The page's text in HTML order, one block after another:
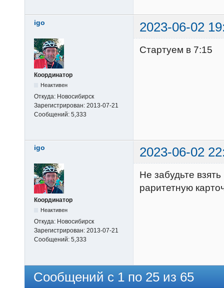
igo 2023-06-02
Координатор
Неактивен
Откуда: Новосибирск
Зарегистрирован: 2013-07-21
Сообщений: 5,333
Стартуем в 7:15
igo 2023-06-02
Координатор
Неактивен
Откуда: Новосибирск
Зарегистрирован: 2013-07-21
Сообщений: 5,333
Не забудьте
раритетную
Сообщений с 1 по 25 из 65